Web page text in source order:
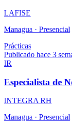
LAFISE
Managua · Presencial
Prácticas
Publicado hace 3
IR
Especialista de
INTEGRA RH
Managua · Presencial